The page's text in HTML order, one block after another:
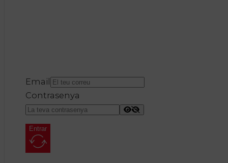
Email
Contrasenya
Entrar